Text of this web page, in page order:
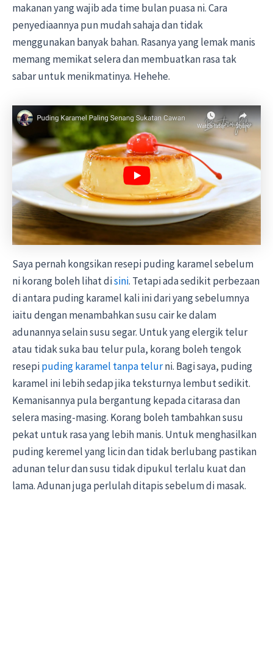
makanan yang wajib ada time bulan puasa ni. Cara
penyediaannya pun mudah sahaja dan tidak
menggunakan banyak bahan. Rasanya yang lemak manis
memang memikat selera dan membuatkan rasa tak
sabar untuk menikmatinya. Hehehe.
Saya pernah kongsikan resepi puding karamel sebelum
ni korang boleh lihat disini. Tetapi ada sedikit perbezaan
di antara puding karamel kali ini dari yang sebelumnya
iaitu dengan menambahkan susu cair ke dalam
adunannya selain susu segar. Untuk yang elergik telur
atau tidak suka bau telur pula, korang boleh tengok
resepipuding karamel tanpa telurni. Bagi saya, puding
karamel ini lebih sedap jika teksturnya lembut sedikit.
Kemanisannya pula bergantung kepada citarasa dan
selera masing-masing. Korang boleh tambahkan susu
pekat untuk rasa yang lebih manis. Untuk menghasilkan
puding keremel yang licin dan tidak berlubang pastikan
adunan telur dan susu tidak dipukul terlalu kuat dan
lama. Adunan juga perlulah ditapis sebelum di masak.